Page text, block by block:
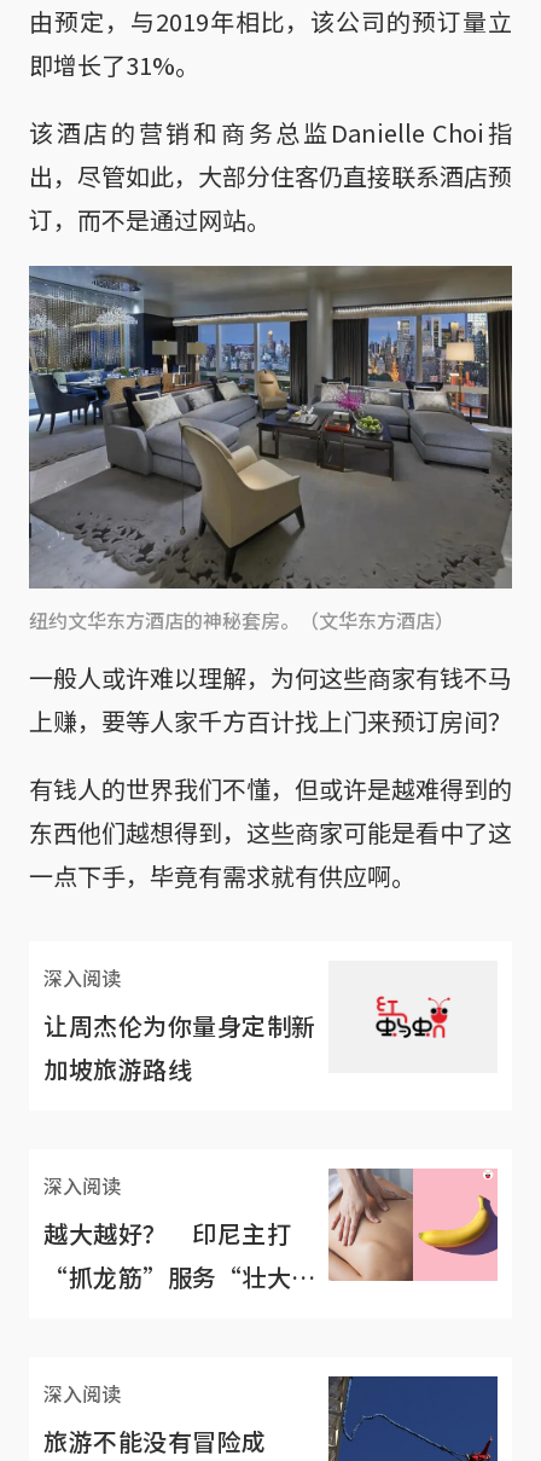
由预定，与2019年相比，该公司的预订量立
即增长了31%。
该酒店的营销和商务总监Danielle Choi指
出，尽管如此，大部分住客仍直接联系酒店预
订，而不是通过网站。
纽约文华东方酒店的神秘套房。（文华东方酒店）
一般人或许难以理解，为何这些商家有钱不马
上赚，要等人家千方百计找上门来预订房间？
有钱人的世界我们不懂，但或许是越难得到的
东西他们越想得到，这些商家可能是看中了这
一点下手，毕竟有需求就有供应啊。
深入阅读
让周杰伦为你量身定制新
加坡旅游路线
深入阅读
越大越好？ 印尼主打
“抓龙筋”服务“壮大”
深入阅读
旅游不能没有冒险成